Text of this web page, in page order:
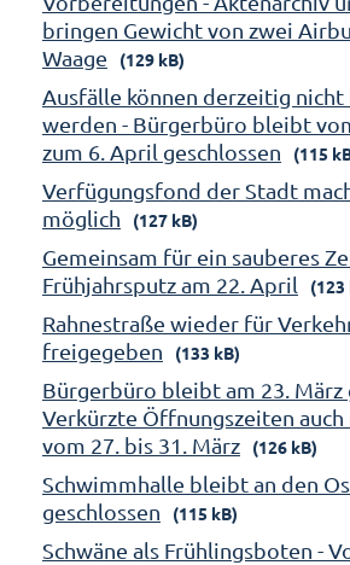
bringen Gewicht von zwei
Waage
(129 kB)
Ausfälle können derzeitig
werden - Bürgerbüro bleibt
zum 6. April geschlossen
(115
Verfügungsfond der Stadt
möglich
(127 kB)
Gemeinsam für ein sauberes
Frühjahrsputz am 22. April
(123
Rahnestraße wieder für
freigegeben
(133 kB)
Bürgerbüro bleibt am 23. März
Verkürzte Öffnungszeiten auch
vom 27. bis 31. März
(126 kB)
Schwimmhalle bleibt an den
geschlossen
(115 kB)
Schwäne als Frühlingsboten -